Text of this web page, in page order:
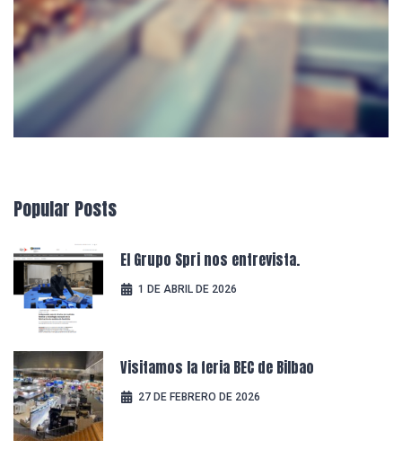
Popular Posts
El Grupo Spri nos entrevista.
1 DE ABRIL DE 2026
Visitamos la feria BEC de Bilbao
27 DE FEBRERO DE 2026